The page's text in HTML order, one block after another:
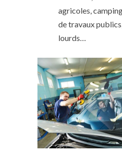
agricoles,
de travaux
lourds…